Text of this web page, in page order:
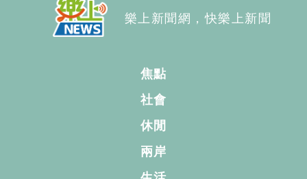
樂上新聞網，快樂上新聞
焦點
社會
休閒
兩岸